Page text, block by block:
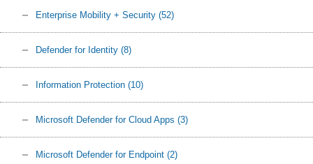
Enterprise Mobility + Security (52)
Defender for Identity (8)
Information Protection (10)
Microsoft Defender for Cloud Apps (3)
Microsoft Defender for Endpoint (2)